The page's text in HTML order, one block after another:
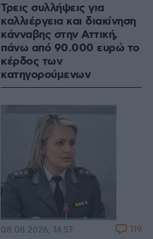
Τρεις συλλήψεις για
καλλιέργεια και διακίνηση
κάνναβης στην Αττική,
πάνω από 90.000 ευρώ το
κέρδος των
κατηγορούμενων
08.08.2026, 14:57 119